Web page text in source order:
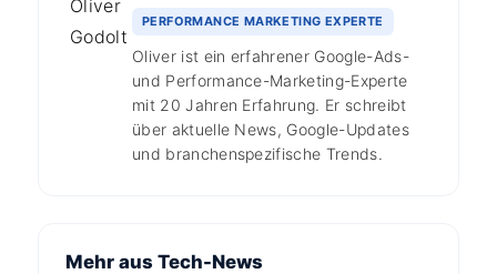
PERFORMANCE MARKETING EXPERTE
Oliver ist ein erfahrener Google-Ads-
und Performance-Marketing-Experte
mit 20 Jahren Erfahrung. Er schreibt
über aktuelle News, Google-Updates
und branchenspezifische Trends.
Mehr aus Tech-News